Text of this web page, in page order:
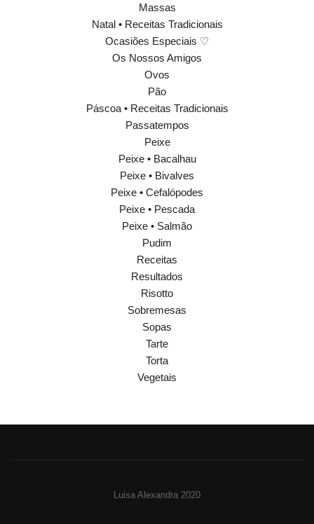
Massas
Natal • Receitas Tradicionais
Ocasiões Especiais ♡
Os Nossos Amigos
Ovos
Pão
Páscoa • Receitas Tradicionais
Passatempos
Peixe
Peixe • Bacalhau
Peixe • Bivalves
Peixe • Cefalópodes
Peixe • Pescada
Peixe • Salmão
Pudim
Receitas
Resultados
Risotto
Sobremesas
Sopas
Tarte
Torta
Vegetais
Luisa Alexandra 2020